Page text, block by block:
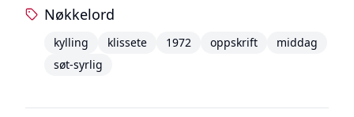
Nøkkelord
kylling klissete 1972 oppskrift
middag
søt-syrlig